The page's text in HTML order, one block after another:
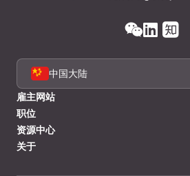
中国大陆
雇主网站
职位
资源中心
关于